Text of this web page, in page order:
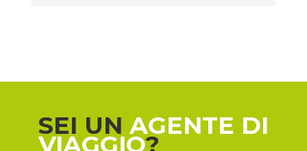
SEI UN AGENTE DI
VIAGGIO?